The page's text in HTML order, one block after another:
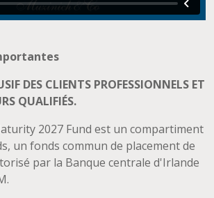
DES CLIENTS PROFESSIONNELS ET
QUALIFIÉS.
2027 Fund est un compartiment
un fonds commun de placement de
par la Banque centrale d'Irlande